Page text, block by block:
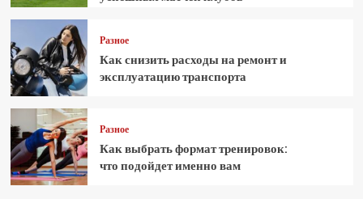
Разное
Как снизить расходы на ремонт и
эксплуатацию транспорта
Разное
Как выбрать формат тренировок:
что подойдет именно вам